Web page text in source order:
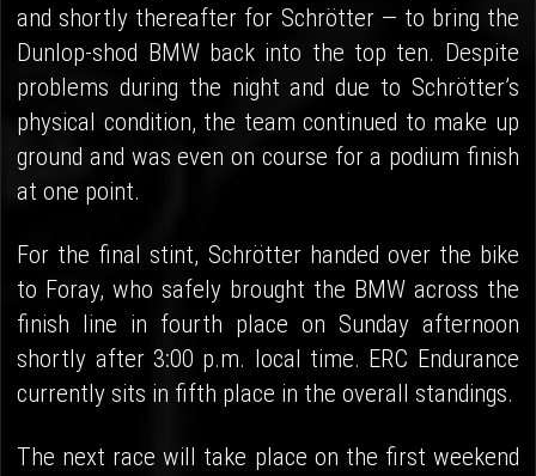
and shortly thereafter for Schrötter — to bring the
Dunlop-shod BMW back into the top ten. Despite
problems during the night and due to Schrötter’s
physical condition, the team continued to make up
ground and was even on course for a podium finish
at one point.
For the final stint, Schrötter handed over the bike
to Foray, who safely brought the BMW across the
finish line in fourth place on Sunday afternoon
shortly after 3:00 p.m. local time. ERC Endurance
currently sits in fifth place in the overall standings.
The next race will take place on the first weekend